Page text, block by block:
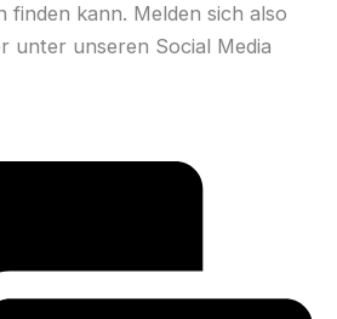
finden kann. Melden sich also
unter unseren Social Media